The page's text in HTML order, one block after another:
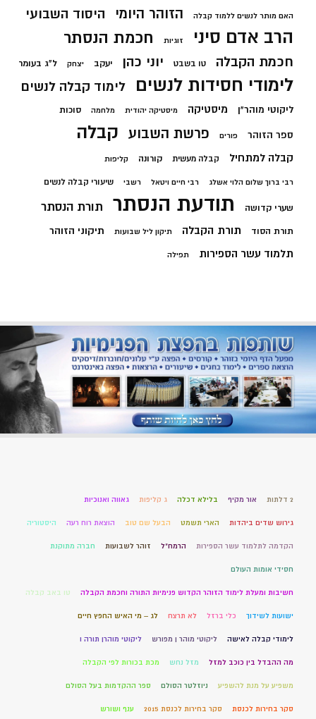
האם מותר לנשים ללמוד קבלה הזוהר היומי היסוד השבועי
הרב אדם סיני זוגיות חכמת הנסתר
חכמת הקבלה טו בשבט יוני כהן יעקב יצחק ל"ג בעומר
לימודי חסידות לנשים לימוד קבלה לנשים
ליקוטי מוהר"ן מיסטיקה מיסטיקה יהודית מלחמה סוכות
ספר הזוהר פורים פרשת השבוע קבלה
קבלה למתחיל קבלה מעשית קורונה קליפות
רבי ברוך שלום הלוי אשלג רבי חיים ויטאל רשבי שיעורי קבלה לנשים
שערי קדושה תודעת הנסתר תורת הנסתר
תורת הסוד תורת הקבלה תיקון ליל שבועות תיקוני הזוהר
תלמוד עשר הספירות תפילה
2 דלתות אור מקיף בלילא דכלה ג קליפות גאווה ואנוכיות
גירוש שדים ביהדות הארי תשמט הבעל שם טוב הוצאת רוח רעה היסטוריה
הקדמה לתלמוד עשר הספירות הרמח"ל זוהר לשבועות חברה מתוקנת
חסידי אומות העולם
חשיבות ומעלת לימוד הזוהר הקדוש פנימיות התורה וחכמת הקבלה טו באב קבלה
ישועות לשידוך כלי ברזל לא תרצח לג – מי האיש החפץ חיים
לימודי קבלה לאישה ליקוטי מוהר ן מפורש ליקוטי מוהרן תורה ו
מה ההבדל בין כוכב למזל מזל נחש מכת בכורות לפי הקבלה
משפיע על מנת להשפיע ניוזלטר הסולם ספר ההקדמות בעל הסולם
סקר בחירות לכנסת סקר בחירות לכנסת 2015 ענף ושורש